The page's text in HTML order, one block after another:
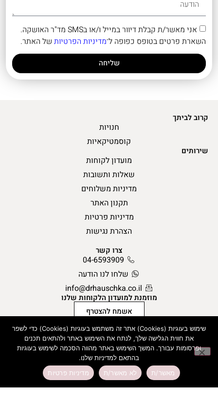
אני מאשר/ת קבלת דיוור במייל ו/או בSMS מד"ר האושקה.
השארת פרטים בטופס כפופה ל־מדיניות הפרטיות של האתר.
שליחה
קרוב לביתך
חנויות
קוסמטיקאיות
שירותים
מועדון לקוחות
שאלות ותשובות
מדיניות משלוחים
תקנון האתר
מדיניות פרטיות
הצהרת נגישות
צרו קשר
04-6593909
שלחו לנו הודעה
info@drhauschka.co.il
מוזמנת למועדון הלקוחות שלנו
אשמח להצטרף
כל המוצרים של ד”ר האושקה עשויים מרכיבים טבעיים בלבד
שימוש בעוגיות (Cookies) אתר זה משתמש בעוגיות (Cookies) כדי לשפר
את חווית הגלישה שלך, לנתח את השימוש באתר ולהתאים תכנים
ופרסומות עבורך. המשך השימוש באתר מהווה הסכמה לשימוש בעוגיות
בהתאם למדיניות שלנו.
מאשר/ת
לא מאשר/ת מדיניות פרטיות
התחברות/ הצטרפות למועדון